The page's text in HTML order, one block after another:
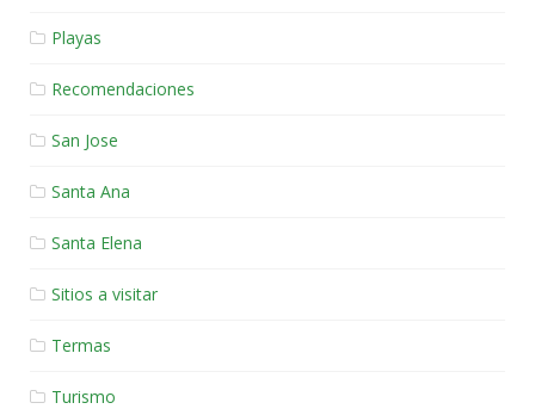
Playas
Recomendaciones
San Jose
Santa Ana
Santa Elena
Sitios a visitar
Termas
Turismo